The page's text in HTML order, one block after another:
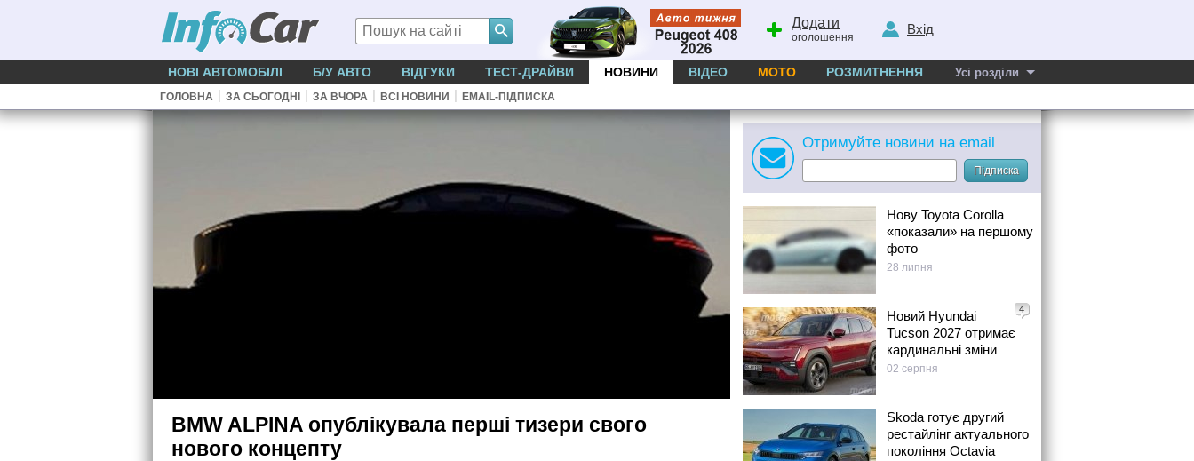
Додати
оголошення
Вхід
НОВІ АВТОМОБІЛІ Б/У АВТО ВІДГУКИ ТЕСТ-ДРАЙВИ НОВИНИ ВІДЕО МОТО РОЗМИТНЕННЯ Усі розділи
ГОЛОВНА | ЗА СЬОГОДНІ | ЗА ВЧОРА | ВСІ НОВИНИ | EMAIL-ПІДПИСКА
BMW ALPINA опублікувала перші тизери свого
нового концепту
Отримуйте новини на email
Підписка
Нову Toyota Corolla
«показали» на першому
фото
28 липня
4
Новий Hyundai
Tucson 2027 отримає
кардинальні зміни
02 серпня
Skoda готує другий
рестайлінг актуального
покоління Octavia